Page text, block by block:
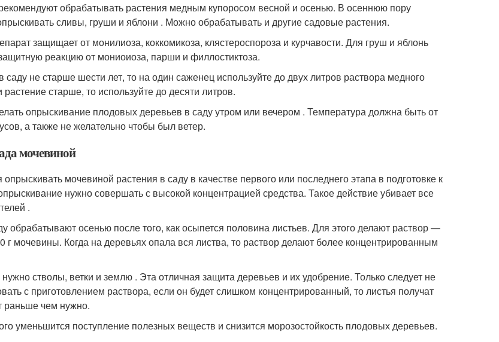
обрабатывать растения медным купоросом весной и осенью. В осеннюю пору
сливы, груши и яблони . Можно обрабатывать и другие садовые растения.
защищает от монилиоза, коккомикоза, клястероспороза и курчавости. Для груш и яблонь
реакцию от мониоиоза, парши и филлостиктоза.
саду не старше шести лет, то на один саженец используйте до двух литров раствора медного
растение старше, то используйте до десяти литров.
опрыскивание плодовых деревьев в саду утром или вечером . Температура должна быть от
а также не желательно чтобы был ветер.
мочевиной
опрыскивать мочевиной растения в саду в качестве первого или последнего этапа в подготовке к
нужно совершать с высокой концентрацией средства. Такое действие убивает все
.
обрабатывают осенью после того, как осыпется половина листьев. Для этого делают раствор —
г мочевины. Когда на деревьях опала вся листва, то раствор делают более концентрированным
стволы, ветки и землю . Эта отличная защита деревьев и их удобрение. Только следует не
с приготовлением раствора, если он будет слишком концентрированный, то листья получат
раньше чем нужно.
уменьшится поступление полезных веществ и снизится морозостойкость плодовых деревьев.